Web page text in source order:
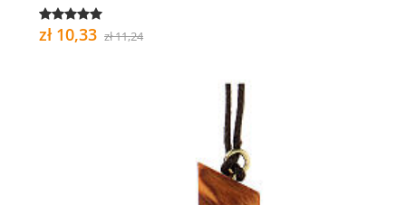
zł 10,33 zł 11,24